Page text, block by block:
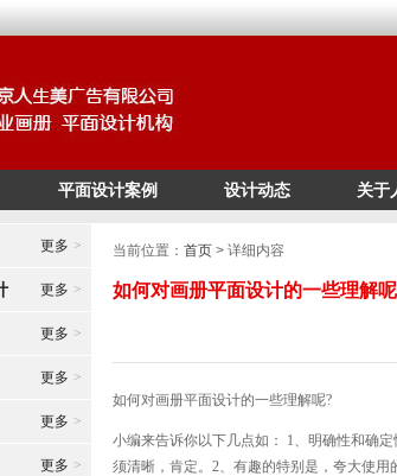
/* */
平面设计案例 设计动态 关于
更多 >
更多 >
更多 >
更多 >
更多 >
更多 >
当前位置： 首页 > 详细内容
如何对画册平面设计的一些理解
如何对画册平面设计的一些理解呢?
小编来告诉你以下几点如： 1、明确性和确定
须清晰，肯定。2、有趣的特别是，夸大使